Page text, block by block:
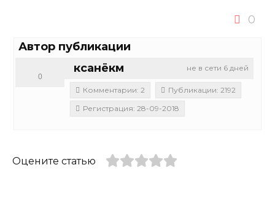
0
Автор публикации
не в сети 6 дней
ксанёкм
0
Комментарии: 2
Публикации: 2192
Регистрация: 28-09-2018
Оцените статью